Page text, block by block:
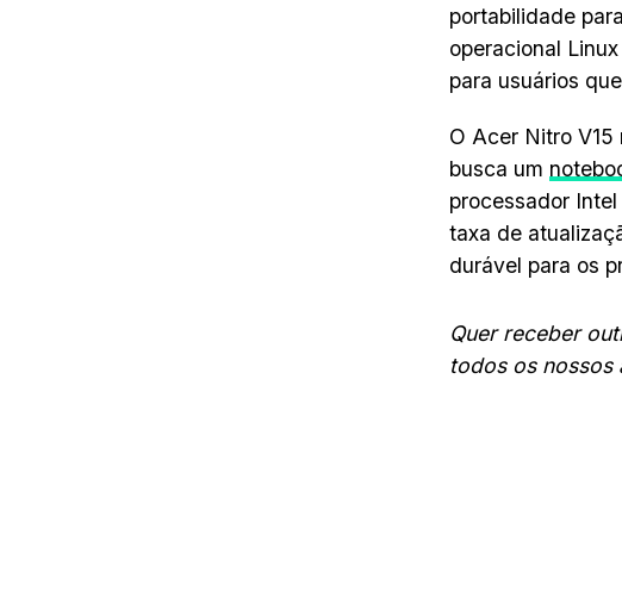
portabilidade
operacional
para usuários
O Acer Nitro
busca um
processador
taxa de
durável para os
Quer receber
todos os nossos